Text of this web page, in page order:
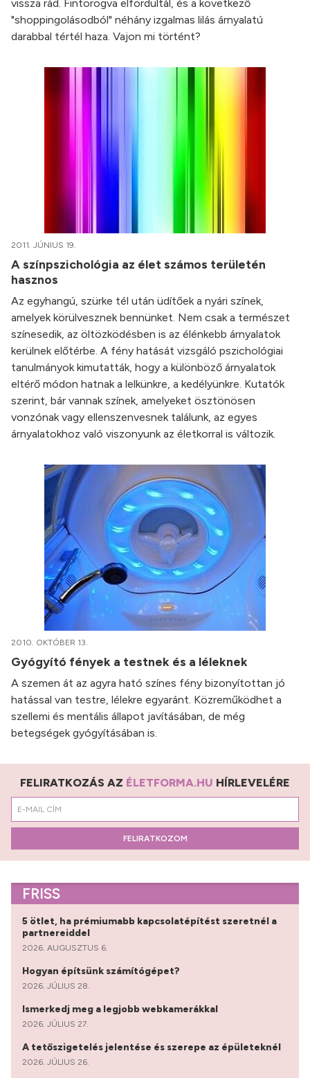
vissza rád. Fintorogva elfordultál, és a következő
"shoppingolásodból" néhány izgalmas lilás árnyalatú
darabbal tértél haza. Vajon mi történt?
2011. JÚNIUS 19.
A színpszichológia az élet számos területén
hasznos
Az egyhangú, szürke tél után üdítőek a nyári színek,
amelyek körülvesznek bennünket. Nem csak a természet
színesedik, az öltözködésben is az élénkebb árnyalatok
kerülnek előtérbe. A fény hatását vizsgáló pszichológiai
tanulmányok kimutatták, hogy a különböző árnyalatok
eltérő módon hatnak a lelkünkre, a kedélyünkre. Kutatók
szerint, bár vannak színek, amelyeket ösztönösen
vonzónak vagy ellenszenvesnek találunk, az egyes
árnyalatokhoz való viszonyunk az életkorral is változik.
2010. OKTÓBER 13.
Gyógyító fények a testnek és a léleknek
A szemen át az agyra ható színes fény bizonyítottan jó
hatással van testre, lélekre egyaránt. Közreműködhet a
szellemi és mentális állapot javításában, de még
betegségek gyógyításában is.
FELIRATKOZÁS AZ ÉLETFORMA.HU HÍRLEVELÉRE
FELIRATKOZOM
FRISS
5 ötlet, ha prémiumabb kapcsolatépítést szeretnél a
partnereiddel
2026. AUGUSZTUS 6.
Hogyan építsünk számítógépet?
2026. JÚLIUS 28.
Ismerkedj meg a legjobb webkamerákkal
2026. JÚLIUS 27.
A tetőszigetelés jelentése és szerepe az épületeknél
2026. JÚLIUS 26.